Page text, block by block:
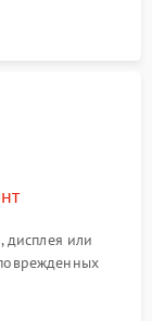
компонентов
или
элементов